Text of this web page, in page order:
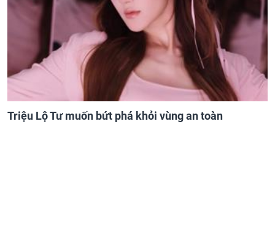
Triệu Lộ Tư muốn bứt phá khỏi vùng an toàn